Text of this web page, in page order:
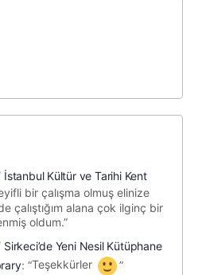
İstanbul Kültür ve Tarihi Kent
bir çalışma olmuş elinize
çalıştığım alana çok ilginç bir
oldum.”
Sirkeci’de Yeni Nesil Kütüphane
: “Teşekkürler ”